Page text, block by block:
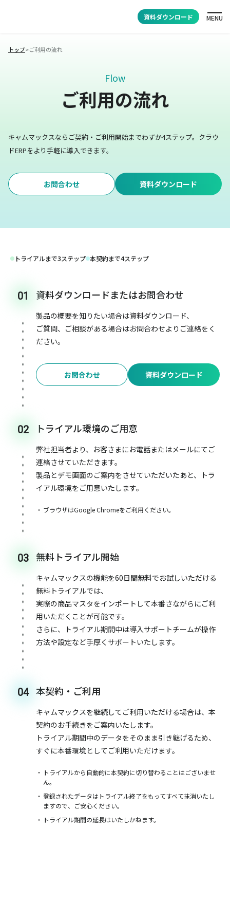
資料ダウンロード MENU
トップ>ご利用の流れ
Flow
ご利用の流れ
キャムマックスならご契約・ご利用開始までわずか4ステップ。 クラウ
ドERPをより手軽に導入できます。
お問合わせ 資料ダウンロード
トライアルまで3ステップ 本契約まで4ステップ
01 資料ダウンロードまたはお問合わせ
製品の概要を知りたい場合は資料ダウンロード、
ご質問、ご相談がある場合はお問合わせよりご連絡をく
ださい。
お問合わせ 資料ダウンロード
02 トライアル環境のご用意
弊社担当者より、お客さまにお電話またはメールにてご
連絡させていただきます。
製品とデモ画面のご案内をさせていただいたあと、トラ
イアル環境をご用意いたします。
ブラウザはGoogle Chromeをご利用ください。
03 無料トライアル開始
キャムマックスの機能を60日間無料でお試しいただける
無料トライアルでは、
実際の商品マスタをインポートして本番さながらにご利
用いただくことが可能です。
さらに、トライアル期間中は導入サポートチームが操作
方法や設定など手厚くサポートいたします。
04 本契約・ご利用
キャムマックスを継続してご利用いただける場合は、本
契約のお手続きをご案内いたします。
トライアル期間中のデータをそのまま引き継げるため、
すぐに本番環境としてご利用いただけます。
トライアルから自動的に本契約に切り替わることはございませ
ん。
登録されたデータはトライアル終了をもってすべて抹消いたし
ますので、ご安心ください。
トライアル期間の延長はいたしかねます。